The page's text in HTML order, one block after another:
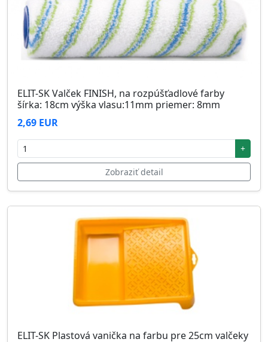
ELIT-SK Valček FINISH, na rozpúšťadlové farby
šírka: 18cm výška vlasu:11mm priemer: 8mm
2,69 EUR
+
Zobraziť detail
ELIT-SK Plastová vanička na farbu pre 25cm valčeky